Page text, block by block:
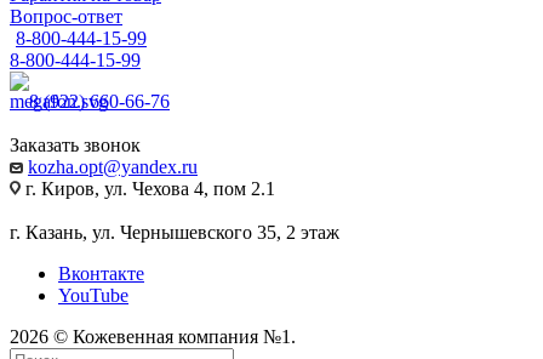
Вопрос-ответ
8-800-444-15-99
8-800-444-15-99
8 (922) 660-66-76
Заказать звонок
kozha.opt@yandex.ru
г. Киров, ул. Чехова 4, пом 2.1
г. Казань, ул. Чернышевского 35, 2 этаж
Вконтакте
YouTube
2026 © Кожевенная компания №1.